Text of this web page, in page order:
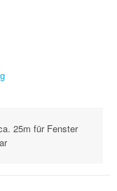
25m für Fenster